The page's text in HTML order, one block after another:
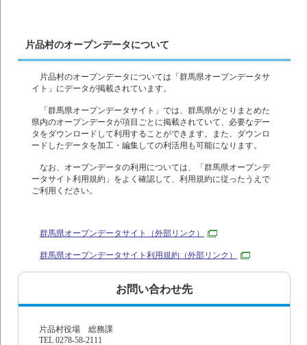
片品村のオープンデータについて
片品村のオープンデータについては「群馬県オープンデータサ
イト」にデータが掲載されています。
「群馬県オープンデータサイト」では、群馬県がとりまとめた
県内のオープンデータが項目ごとに掲載されていて、必要なデー
タをダウンロードして利用することができます。また、ダウンロ
ードしたデータを加工・編集しての利活用も可能になります。
なお、オープンデータの利用については、「群馬県オープンデ
ータサイト利用規約」をよく確認して、利用規約に従ったうえで
ご利用ください。
群馬県オープンデータサイト（外部リンク）
群馬県オープンデータサイト利用規約（外部リンク）
お問い合わせ先
片品村役場 総務課
TEL 0278-58-2111